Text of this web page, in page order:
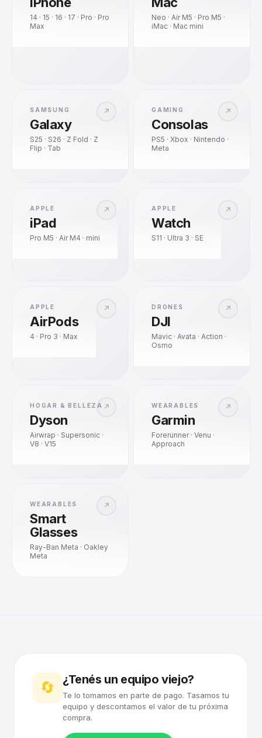
14 · 15 · 16 · 17 · Pro · Pro
Max
Neo · Air M5 · Pro M5 ·
iMac · Mac mini
↗
SAMSUNG
Galaxy
S25 · S26 · Z Fold · Z
Flip · Tab
↗
GAMING
Consolas
PS5 · Xbox · Nintendo ·
Meta
↗
APPLE
iPad
Pro M5 · Air M4 · mini
↗
APPLE
Watch
S11 · Ultra 3 · SE
↗
APPLE
AirPods
4 · Pro 3 · Max
↗
DRONES
DJI
Mavic · Avata · Action ·
Osmo
↗
HOGAR & BELLEZA
Dyson
Airwrap · Supersonic ·
V8 · V15
↗
WEARABLES
Garmin
Forerunner · Venu ·
Approach
↗
WEARABLES
Smart
Glasses
Ray-Ban Meta · Oakley
Meta
🔄 ¿Tenés un equipo viejo?
Te lo tomamos en parte de pago. Tasamos tu
equipo y descontamos el valor de tu próxima
compra.